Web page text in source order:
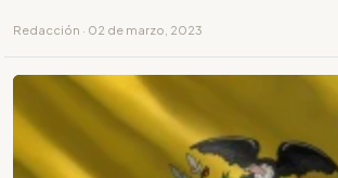
Redacción · 02 de marzo, 2023